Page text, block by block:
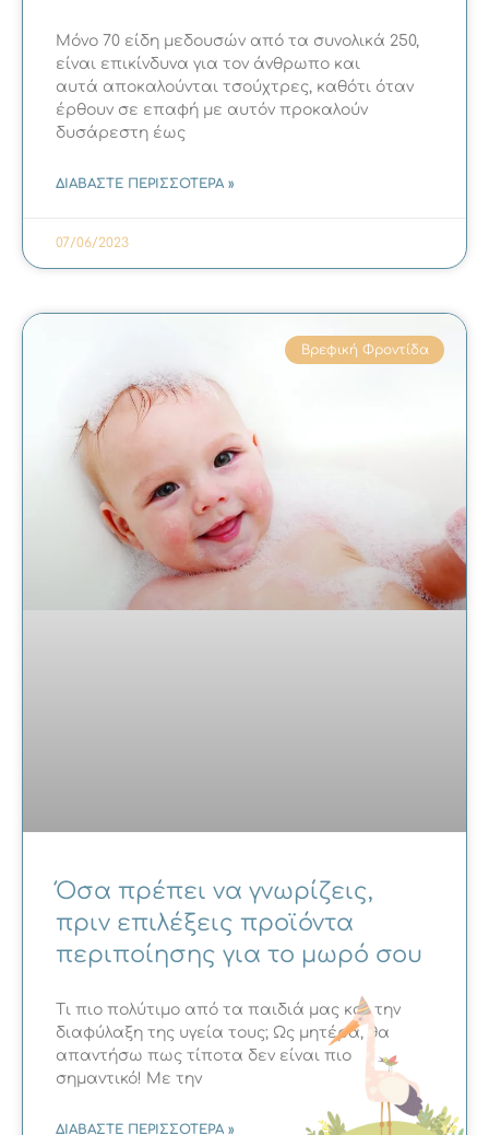
Μόνο 70 είδη μεδουσών από τα συνολικά 250,
είναι επικίνδυνα για τον άνθρωπο και
αυτά αποκαλούνται τσούχτρες, καθότι όταν
έρθουν σε επαφή με αυτόν προκαλούν
δυσάρεστη έως
ΔΙΑΒΑΣΤΕ ΠΕΡΙΣΣΟΤΕΡΑ »
07/06/2023
Βρεφική Φροντίδα
Όσα πρέπει να γνωρίζεις,
πριν επιλέξεις προϊόντα
περιποίησης για το μωρό σου
Τι πιο πολύτιμο από τα παιδιά μας και την
διαφύλαξη της υγεία τους; Ως μητέρα, θα
απαντήσω πως τίποτα δεν είναι πιο
σημαντικό! Με την
ΔΙΑΒΑΣΤΕ ΠΕΡΙΣΣΟΤΕΡΑ »